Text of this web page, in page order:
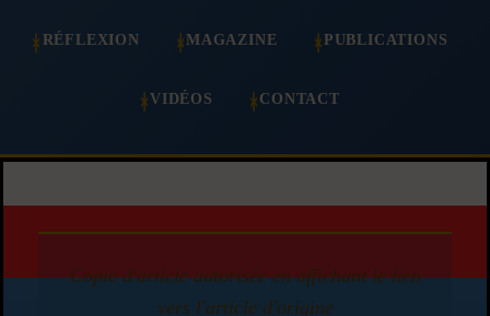
RÉFLEXION MAGAZINE PUBLICATIONS
VIDÉOS CONTACT
Copie d'article autorisée en affichant le lien
vers l'article d'origine